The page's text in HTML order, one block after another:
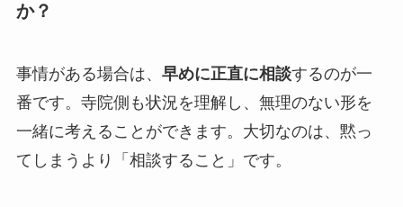
か？
事情がある場合は、 早めに正直に相談するのが一
番です。寺院側も状況を理解し、無理のない形を
一緒に考えることができます。大切なのは、黙っ
てしまうより「相談すること」です。